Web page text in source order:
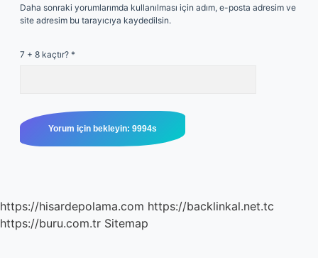
Daha sonraki yorumlarımda kullanılması için adım, e-posta adresim ve
site adresim bu tarayıcıya kaydedilsin.
7 + 8 kaçtır? *
https://hisardepolama.com https://backlinkal.net.tc
https://buru.com.tr Sitemap